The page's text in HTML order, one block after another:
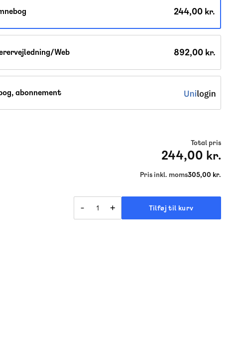
244,00 kr.
Web 892,00 kr.
abonnement
Total pris
244,00 kr.
Pris inkl. moms305,00 kr.
- + Tilføj til kurv